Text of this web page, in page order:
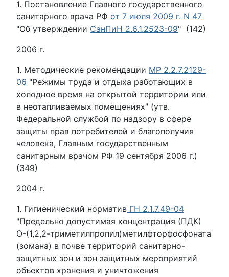
1. Постановление Главного государственного
санитарного врача РФ от 7 июля 2009 г. N 47
"Об утверждении СанПиН 2.6.1.2523-09" (142)
2006 г.
1. Методические рекомендации МР 2.2.7.2129-
06 "Режимы труда и отдыха работающих в
холодное время на открытой территории или
в неотапливаемых помещениях" (утв.
Федеральной службой по надзору в сфере
защиты прав потребителей и благополучия
человека, Главным государственным
санитарным врачом РФ 19 сентября 2006 г.)
(349)
2004 г.
1. Гигиенический норматив ГН 2.1.7.49-04
"Предельно допустимая концентрация (ПДК)
О-(1,2,2-триметилпропил)метилфторфосфоната
(зомана) в почве территорий санитарно-
защитных зон и зон защитных мероприятий
объектов хранения и уничтожения